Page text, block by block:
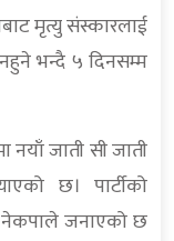
मृत्यु संस्कारलाई
भन्दै ५ दिनसम्म
नयाँ जाती सी जाती
छ। पार्टीको
नेकपाले जनाएको छ